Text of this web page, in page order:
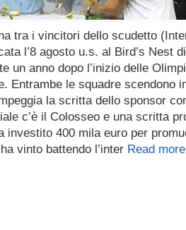
tra i vincitori dello scudetto
l’8 agosto u.s. al Bird’s Nest
un anno dopo l’inizio delle
Entrambe le squadre scendono
la scritta dello sponsor
c’è il Colosseo e una scritta
investito 400 mila euro per
vinto battendo l’inter Read